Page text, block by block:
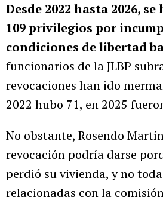
Desde 2022 hasta 2026,
109 privilegios por
condiciones de libertad
funcionarios de la JLBP
revocaciones han ido
2022 hubo 71, en 2025
No obstante, Rosendo
revocación podría darse
perdió su vivienda, y no
relacionadas con la